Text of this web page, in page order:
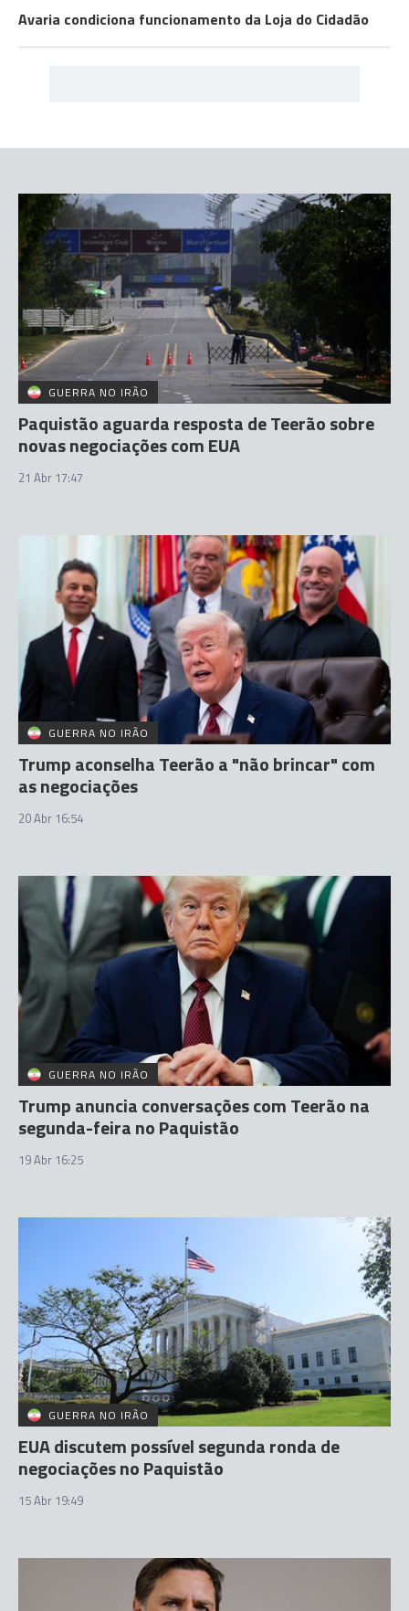
Avaria condiciona funcionamento da Loja do Cidadão
GUERRA NO IRÃO
Paquistão aguarda resposta de Teerão sobre
novas negociações com EUA
21 Abr 17:47
GUERRA NO IRÃO
Trump aconselha Teerão a "não brincar" com
as negociações
20 Abr 16:54
GUERRA NO IRÃO
Trump anuncia conversações com Teerão na
segunda-feira no Paquistão
19 Abr 16:25
GUERRA NO IRÃO
EUA discutem possível segunda ronda de
negociações no Paquistão
15 Abr 19:49